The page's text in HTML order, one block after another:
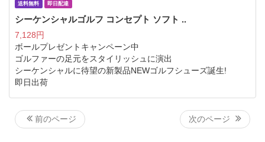
送料無料 即日配達
シーケンシャルゴルフ コンセプト ソフト ..
7,128円
ボールプレゼントキャンペーン中
ゴルファーの足元をスタイリッシュに演出
シーケンシャルに待望の新製品NEWゴルフシューズ誕生!
即日出荷
前のページ 次のページ